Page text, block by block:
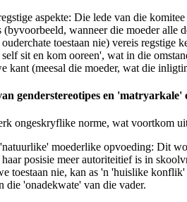
aspekte: Die lede van die
(byvoorbeeld, wanneer die moeder alle
toestaan nie) vereis
sit en kom ooreen', wat in die
kant (meesal die moeder, wat die
genderstereotipes en 'matryarkale'
ongeskryflike norme, wat voortkom
moederlike opvoeding: Dit
posisie meer autoriteitief is in
toestaan nie, kan as 'n 'huislike konflik'
die 'onadekwate' van die vader.